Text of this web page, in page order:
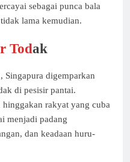
sebagai punca bala
lama kemudian.
Todak
Singapura digemparkan
di pesisir pantai.
hinggakan rakyat yang cuba
menjadi padang
dan keadaan huru-